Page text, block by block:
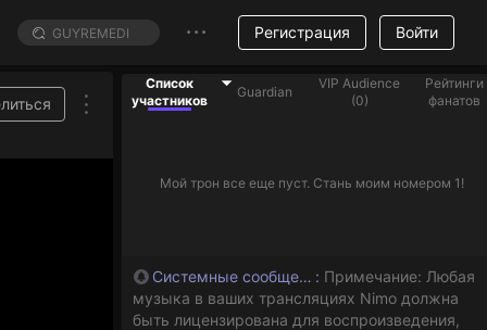
Регистрация Войти
Список
участников
Guardian
VIP Audience
(0)
Рейтинги
фанатов
Мой трон все еще пуст. Стань моим номером 1!
Системные сообщения : Примечание: Любая
музыка в ваших трансляциях Nimo должна
быть лицензирована для воспроизведения,